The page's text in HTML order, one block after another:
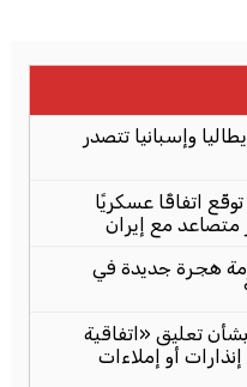
وإسبانيا تتصدر
اتفاقًا عسكريًا
متصاعد مع إيران
هجرة جديدة في
تعليق «اتفاقية
أو إملاءات